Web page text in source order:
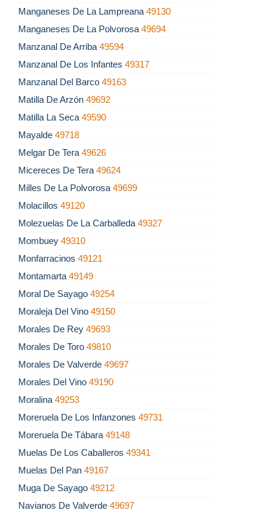
Manganeses De La Lampreana 49130
Manganeses De La Polvorosa 49694
Manzanal De Arriba 49594
Manzanal De Los Infantes 49317
Manzanal Del Barco 49163
Matilla De Arzón 49692
Matilla La Seca 49590
Mayalde 49718
Melgar De Tera 49626
Micereces De Tera 49624
Milles De La Polvorosa 49699
Molacillos 49120
Molezuelas De La Carballeda 49327
Mombuey 49310
Monfarracinos 49121
Montamarta 49149
Moral De Sayago 49254
Moraleja Del Vino 49150
Morales De Rey 49693
Morales De Toro 49810
Morales De Valverde 49697
Morales Del Vino 49190
Moralina 49253
Moreruela De Los Infanzones 49731
Moreruela De Tábara 49148
Muelas De Los Caballeros 49341
Muelas Del Pan 49167
Muga De Sayago 49212
Navianos De Valverde 49697